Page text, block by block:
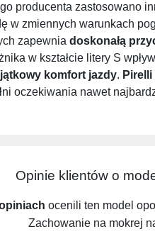
producenta zastosowano
w zmiennych warunkach
zapewnia doskonałą
w kształcie litery S
komfort jazdy. Pirelli
oczekiwania nawet
Opinie klientów o
ocenili ten model
Zachowanie na mokrej